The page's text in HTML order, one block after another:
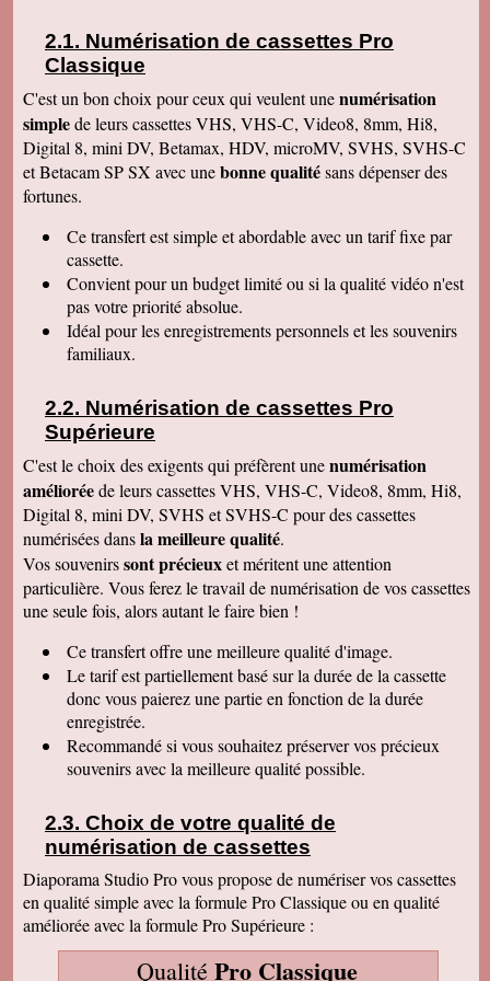
Denise J
Merci pour votre très agréable numérisation sur
facilement. J'ai déménagé en Résidence
autonomie et trouvé quelqu'un pour la lancer sur
l'écran. Mais c'était simple et évident, avec un
peu de courage et de réflexion j'y serai
parvenue. Tout fonctionne, facile d'accès.
Merci. Je garde vos coordonnées. Bien
Bernard G
Pour votre livre d'or : J'ai oublié ou plutôt remis
à plus tard ce que je devais vous écrire après
avoir reçu le disque dur. Pardonnez ma
négligence. Je tiens à vous redire toute ma
satisfaction, pour le travail accompli, mais aussi
vous remercier pour la qualité de votre relation
avec vos clients, ce qui constitue au final une
pour votre entreprise. Bien cordialement
Claudine T
de déballer et de picorer d'une cassette à l'autre.
Merci pour le travail. Nos souvenirs sont sauvés
: une grande joie pour mes enfants et mes
petits enfants. Je vous recommanderais dans
mon entourage pour votre sérieux. Merci
encore.
Aurélie V
Bonjour Sandrine !! J'ai mis du temps pour vous
écrire un commentaire très positif car nous
Merveilleux travail !!! Les films sont super !!
Excellente qualité d'images malgré l'âge des K7
:) Vous êtes une personne de confiance et je
suis heureuse de vous avoir confié les vidéos
de ma Maman décédée !! Je vous recommande
vraiment !! Prenez bien soin de vous !! Au
plaisir
Gislaine P
pas que ça rendrait aussi bien du fait que mes
cassettes sont vieilles plus de 30 ans ! Je vais
parler de vous à ma soeur qui a des cassettes a
copier aussi sur des cd. Bonne journée
Félix F.
J'ai bien reçu votre colis et vous remercie d'
les disquettes et suis pour ma part satisfait , je
Numérisation de cassettes Pro
Classique
C'est un bon choix pour ceux qui veulent unenumérisation
simplede leurs cassettes VHS, VHS-C, Video8, 8mm, Hi8,
Digital 8, mini DV, Betamax, HDV, microMV, SVHS, SVHS-C
et Betacam SP SX avec unebonne qualitésans dépenser des
fortunes.
Ce transfertest simple et abordable avec un tarif fixe par
cassette.
Convient pour un budget limité ou si la qualité vidéo n'est
pas votre priorité absolue.
Idéal pour les enregistrements personnels et les souvenirs
familiaux.
Numérisation de cassettes Pro
Supérieure
C'est le choix des exigents qui préfèrent unenumérisation
amélioréede leurs cassettes VHS, VHS-C, Video8, 8mm, Hi8,
Digital 8, mini DV, SVHS et SVHS-C pour des cassettes
numérisées dansla meilleure qualité.
Vos souvenirssont précieuxet méritent une attention
particulière. Vous ferez le travail de numérisation de vos cassettes
une seule fois, alors autant le faire bien !
Ce transfertoffre une meilleure qualité d'image.
Le tarif est partiellement basé sur la durée de la cassette
donc vous paierez une partie en fonction de la durée
enregistrée.
Recommandé si vous souhaitez préserver vos précieux
souvenirs avec la meilleure qualité possible.
Choix de votre qualité de
numérisation de cassettes
Diaporama Studio Pro vous propose de numériser vos cassettes
en qualité simple avec la formule Pro Classique ou en qualité
améliorée avec la formule Pro Supérieure :
Qualité Pro Classique